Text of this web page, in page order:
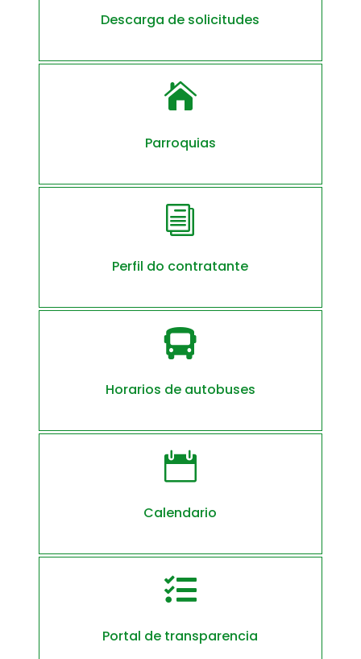
Descarga de solicitudes

Parroquias
i
Perfil do contratante

Horarios de autobuses

Calendario

Portal de transparencia